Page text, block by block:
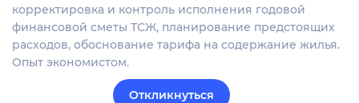
корректировка и контроль исполнения годовой
финансовой сметы ТСЖ, планирование предстоящих
расходов, обоснование тарифа на содержание жилья.
Опыт экономистом.
Откликнуться